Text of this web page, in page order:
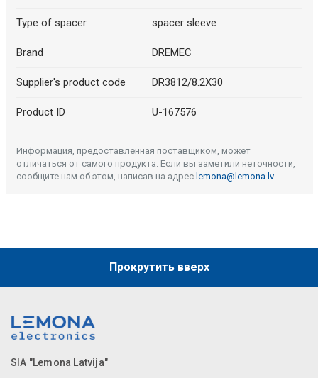
Type of spacer spacer sleeve
Brand DREMEC
Supplier's product code DR3812/8.2X30
Product ID U-167576
Информация, предоставленная поставщиком, может
отличаться от самого продукта. Если вы заметили неточности,
сообщите нам об этом, написав на адрес lemona@lemona.lv.
Прокрутить вверх
SIA "Lemona Latvija"